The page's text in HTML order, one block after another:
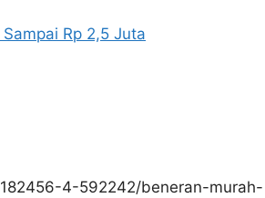
Rp 2,5 Juta
4-592242/beneran-murah-